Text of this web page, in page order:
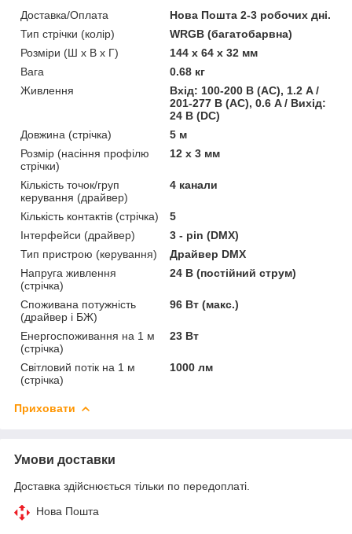
Доставка/Оплата
Нова Пошта 2-3 робочих дні.
Тип стрічки (колір)
WRGB (багатобарвна)
Розміри (Ш х В х Г)
144 х 64 х 32 мм
Вага
0.68 кг
Живлення
Вхід: 100-200 В (AC), 1.2 A /
201-277 В (AC), 0.6 A / Вихід:
24 В (DC)
Довжина (стрічка)
5 м
Розмір (насіння профілю
стрічки)
12 х 3 мм
Кількість точок/груп
керування (драйвер)
4 канали
Кількість контактів (стрічка)
5
Інтерфейси (драйвер)
3 - pin (DMX)
Тип пристрою (керування)
Драйвер DMX
Напруга живлення
(стрічка)
24 В (постійний струм)
Споживана потужність
(драйвер і БЖ)
96 Вт (макс.)
Енергоспоживання на 1 м
(стрічка)
23 Вт
Світловий потік на 1 м
(стрічка)
1000 лм
Приховати
Умови доставки
Доставка здійснюється тільки по передоплаті.
Нова Пошта